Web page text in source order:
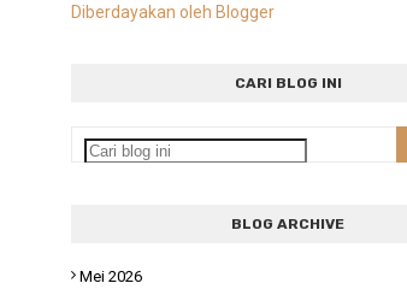
Diberdayakan oleh Blogger
CARI BLOG INI
BLOG ARCHIVE
Mei 2026